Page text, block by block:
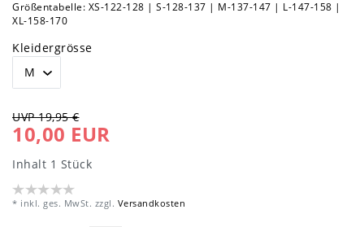
Größentabelle: XS-122-128 | S-128-137 | M-137-147 | L-147-158 |
XL-158-170
Kleidergrösse
UVP 19,95 €
10,00 EUR
Inhalt 1 Stück
* inkl. ges. MwSt. zzgl. Versandkosten